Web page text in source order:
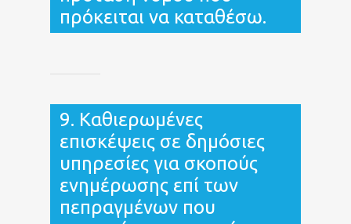
πρόκειται να καταθέσω.
9. Καθιερωμένες
επισκέψεις σε δημόσιες
υπηρεσίες για σκοπούς
ενημέρωσης επί των
πεπραγμένων που